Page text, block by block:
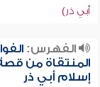
أبي ذر)
الفهرس:
المنتقاة من
إسلام أبي ذر